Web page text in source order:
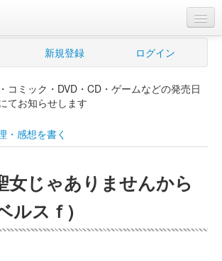
新規登録 ログイン
コミック・DVD・CD・ゲームなどの発売日
てお知らせします
・感想を書く
女じゃありませんから
ルスｆ)